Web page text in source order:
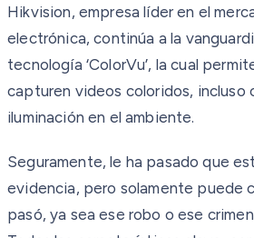
Hikvision, empresa líder en el
electrónica, continúa a la
tecnología ‘ColorVu’, la cual
capturen videos coloridos, incluso
iluminación en el ambiente.
Seguramente, le ha pasado que
evidencia, pero solamente puede
pasó, ya sea ese robo o ese